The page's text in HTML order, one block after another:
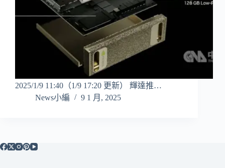
2025/1/9 11:40（1/9 17:20 更新） 輝達推…
News小編
9 1 月, 2025